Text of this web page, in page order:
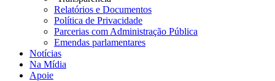
Relatórios e Documentos
Política de Privacidade
Parcerias com Administração Pública
Emendas parlamentares
Notícias
Na Mídia
Apoie